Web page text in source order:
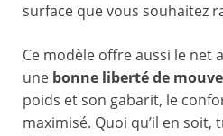
surface que vous souhaitez
Ce modèle offre aussi le net
une bonne liberté de
poids et son gabarit, le
maximisé. Quoi qu’il en soit,